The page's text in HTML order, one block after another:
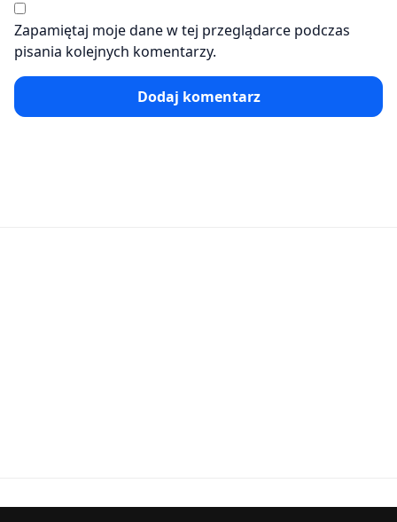
Zapamiętaj moje dane w tej przeglądarce podczas
pisania kolejnych komentarzy.
Dodaj komentarz